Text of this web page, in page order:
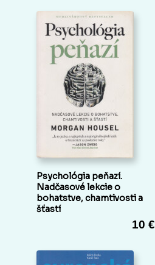
Psychológia peňazí.
Nadčasové lekcie o
bohatstve, chamtivosti a
šťastí
10 €